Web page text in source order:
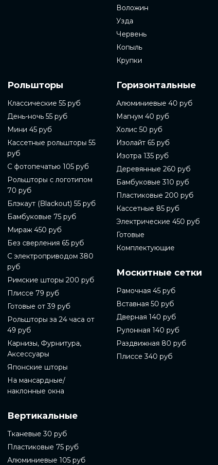
Воложин
Узда
Червень
Копыль
Крупки
Рольшторы
Классические 55 руб
День-ночь 55 руб
Мини 45 руб
Кассетные рольшторы 55
руб
С фотопечатью 105 руб
Рольшторы с логотипом
70 руб
Блэкаут (Blackout) 55 руб
Бамбуковые 75 руб
Мираж 450 руб
Без сверления 65 руб
С электроприводом 380
руб
Римские шторы 200 руб
Плиссе 79 руб
Готовые от 39 руб
Рольшторы за 24 часа от
49 руб
Карнизы, Фурнитура,
Аксессуары
Японские шторы
На мансардные/
наклонные окна
Вертикальные
Тканевые 30 руб
Пластиковые 75 руб
Алюминиевые 105 руб
Горизонтальные
Алюминиевые 40 руб
Магнум 40 руб
Холис 50 руб
Изолайт 65 руб
Изотра 135 руб
Деревянные 260 руб
Бамбуковые 310 руб
Пластиковые 200 руб
Кассетные 85 руб
Электрические 450 руб
Готовые
Комплектующие
Москитные сетки
Рамочная 45 руб
Вставная 50 руб
Дверная 140 руб
Рулонная 140 руб
Раздвижная 80 руб
Плиссе 340 руб